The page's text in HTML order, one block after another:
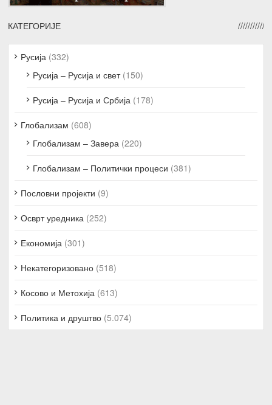
КАТЕГОРИЈЕ
Русија (332)
Русија – Русија и свет(150)
Русија – Русија и Србија (178)
Глобализам (608)
Глобализам – Завера (220)
Глобализам – Политички процеси (381)
Пословни пројекти (9)
Осврт уредника (252)
Економија (301)
Некатегоризовано (518)
Косово и Метохија (613)
Политика и друштво (5.074)